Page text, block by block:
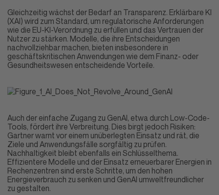
Gleichzeitig wächst der Bedarf an Transparenz. Erklärbare KI
(XAI) wird zum Standard, um regulatorische Anforderungen
wie die EU-KI-Verordnung zu erfüllen und das Vertrauen der
Nutzer zu stärken. Modelle, die ihre Entscheidungen
nachvollziehbar machen, bieten insbesondere in
geschäftskritischen Anwendungen wie dem Finanz- oder
Gesundheitswesen entscheidende Vorteile.
Auch der einfache Zugang zu GenAI, etwa durch Low-Code-
Tools, fördert ihre Verbreitung. Dies birgt jedoch Risiken:
Gartner warnt vor einem unüberlegten Einsatz und rät, die
Ziele und Anwendungsfälle sorgfältig zu prüfen.
Nachhaltigkeit bleibt ebenfalls ein Schlüsselthema.
Effizientere Modelle und der Einsatz erneuerbarer Energien in
Rechenzentren sind erste Schritte, um den hohen
Energieverbrauch zu senken und GenAI umweltfreundlicher
zu gestalten.